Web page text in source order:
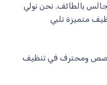
بالطائف. نحن نولي
متميزة تلبي
ومحترف في تنظيف